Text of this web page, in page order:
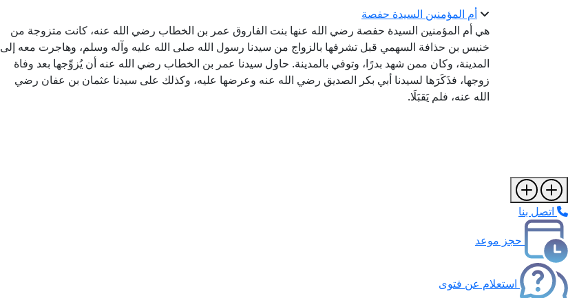
أم المؤمنين السيدة حفصة
هي أم المؤمنين السيدة حفصة رضي الله عنها بنت الفاروق عمر بن الخطاب رضي الله عنه، كانت متزوجة من
خنيس بن حذافة السهمي قبل تشرفها بالزواج من سيدنا رسول الله صلى الله عليه وآله وسلم، وهاجرت معه إلى
المدينة، وكان ممن شهد بدرًا، وتوفي بالمدينة. حاول سيدنا عمر بن الخطاب رضي الله عنه أن يُزوِّجها بعد وفاة
زوجها، فذَكَرَها لسيدنا أبي بكر الصديق رضي الله عنه وعرضها عليه، وكذلك على سيدنا عثمان بن عفان رضي
الله عنه، فلم يَقبَلَا.
اتصل بنا
حجز موعد
استعلام عن فتوى